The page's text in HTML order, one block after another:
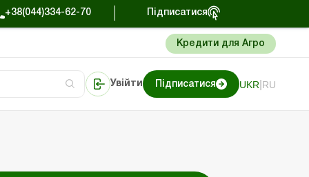
+38(044)334-62-70 Підписатися
Кредити для Агро
Увійти Підписатися UKR RU